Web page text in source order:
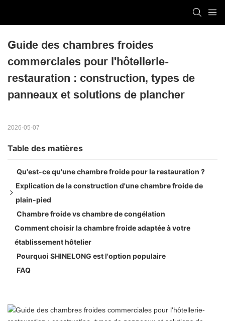
Guide des chambres froides
commerciales pour l'hôtellerie-
restauration : construction, types de
panneaux et solutions de plancher
2026-05-07
Table des matières
Qu'est-ce qu'une chambre froide pour la restauration ?
Explication de la construction d'une chambre froide de
plain-pied
Types de panneaux pour chambres froides : Matériaux de
revêtement de surface
Types de portes pour chambres froides : à charnières,
coulissantes et à rideaux à lanières
Solutions pour sols de chambres froides
Chambre froide vs chambre de congélation
Comment choisir la chambre froide adaptée à votre
établissement hôtelier
Pourquoi SHINELONG est l'option populaire
FAQ